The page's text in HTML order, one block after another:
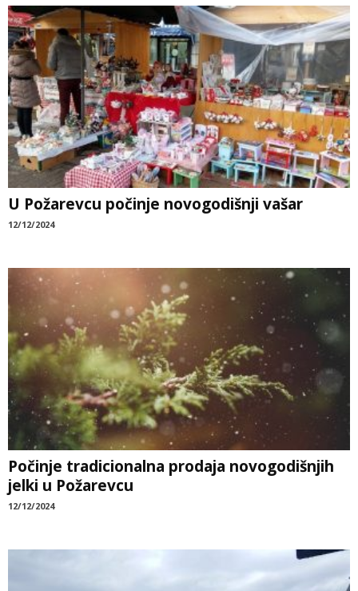
U Požarevcu počinje novogodišnji vašar
12/12/2024
Počinje tradicionalna prodaja novogodišnjih
jelki u Požarevcu
12/12/2024